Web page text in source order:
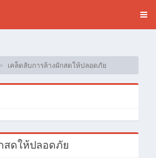
เคล็ดลับการล้างผักสดให้ปลอดภัย
สดให้ปลอดภัย